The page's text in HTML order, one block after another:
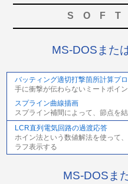
MS-DOSまた
バッティング適切打撃箇所計算プ
手に衝撃が伝わらないミートポイ
スプライン曲線描画
スプライン補間によって、節点を
LCR直列電気回路の過渡応答
ホイン法という数値解法を使って
ラフ表示する
MS-DOSま